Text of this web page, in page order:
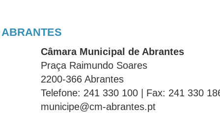
ABRANTES
Câmara Municipal de Abrantes
Praça Raimundo Soares
2200-366 Abrantes
Telefone: 241 330 100 | Fax: 241 330
municipe@cm-abrantes.pt